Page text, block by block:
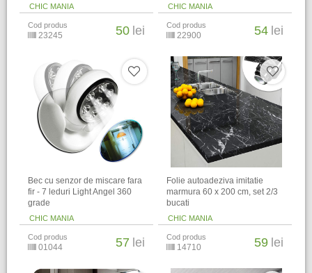
CHIC MANIA
Cod produs
23245 50 lei
CHIC MANIA
Cod produs
22900 54 lei
Bec cu senzor de miscare fara
fir - 7 leduri Light Angel 360
grade
CHIC MANIA
Cod produs
01044 57 lei
Folie autoadeziva imitatie
marmura 60 x 200 cm, set 2/3
bucati
CHIC MANIA
Cod produs
14710 59 lei